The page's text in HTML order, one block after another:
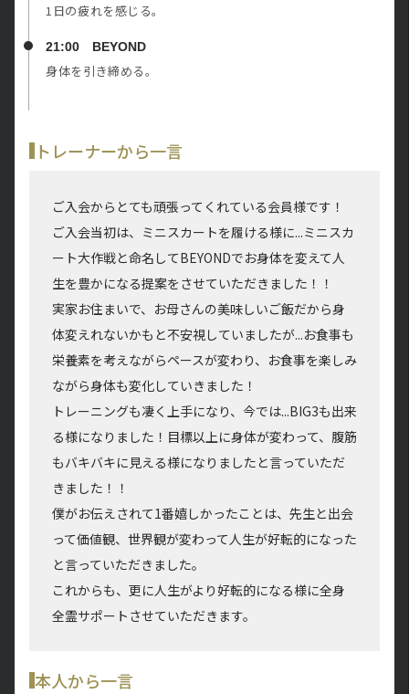
1日の疲れを感じる。
21:00 BEYOND
身体を引き締める。
トレーナーから一言
ご入会からとても頑張ってくれている会員様です！
ご入会当初は、ミニスカートを履ける様に...ミニスカ
ート大作戦と命名してBEYONDでお身体を変えて人
生を豊かになる提案をさせていただきました！！
実家お住まいで、お母さんの美味しいご飯だから身
体変えれないかもと不安視していましたが...お食事も
栄養素を考えながらペースが変わり、お食事を楽しみ
ながら身体も変化していきました！
トレーニングも凄く上手になり、今では...BIG3も出来
る様になりました！目標以上に身体が変わって、腹筋
もバキバキに見える様になりましたと言っていただ
きました！！
僕がお伝えされて1番嬉しかったことは、先生と出会
って価値観、世界観が変わって人生が好転的になった
と言っていただきました。
これからも、更に人生がより好転的になる様に全身
全霊サポートさせていただきます。
本人から一言